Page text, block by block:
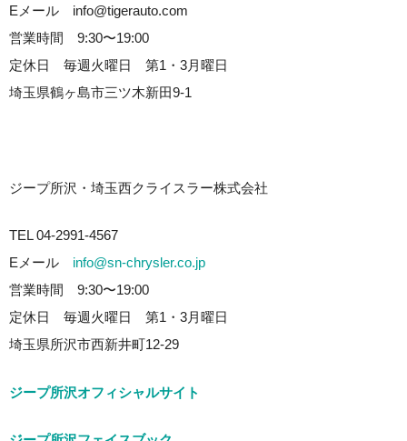
Eメール info@tigerauto.com
営業時間 9:30〜19:00
定休日 毎週火曜日 第1・3月曜日
埼玉県鶴ヶ島市三ツ木新田9-1
ジープ所沢・埼玉西クライスラー株式会社
TEL 04-2991-4567
Eメール info@sn-chrysler.co.jp
営業時間 9:30〜19:00
定休日 毎週火曜日 第1・3月曜日
埼玉県所沢市西新井町12-29
ジープ所沢オフィシャルサイト